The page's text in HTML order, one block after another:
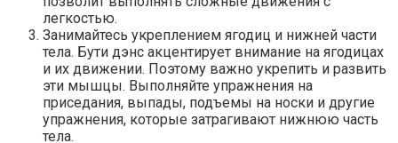
легкостью.
Занимайтесь укреплением ягодиц и нижней части
тела. Бути дэнс акцентирует внимание на ягодицах
и их движении. Поэтому важно укрепить и развить
эти мышцы. Выполняйте упражнения на
приседания, выпады, подъемы на носки и другие
упражнения, которые затрагивают нижнюю часть
тела.